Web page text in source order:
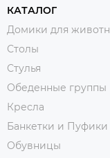
КАТАЛОГ
Домики для
Столы
Стулья
Обеденные группы
Кресла
Банкетки и Пуфики
Обувницы